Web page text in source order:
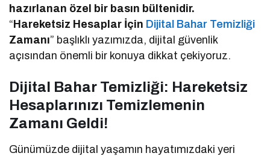
hazırlanan özel bir basın bültenidir.
“Hareketsiz Hesaplar İçin Dijital Bahar Temizliği
Zamanı” başlıklı yazımızda, dijital güvenlik
açısından önemli bir konuya dikkat çekiyoruz.
Dijital Bahar Temizliği: Hareketsiz
Hesaplarınızı Temizlemenin
Zamanı Geldi!
Günümüzde dijital yaşamın hayatımızdaki yeri